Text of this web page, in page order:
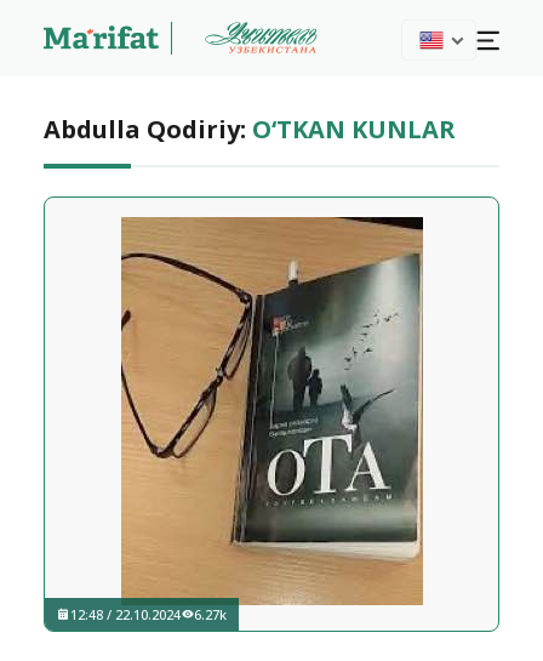
Abdulla Qodiriy: O‘TKAN KUNLAR
12:48 / 22.10.2024 6.27k